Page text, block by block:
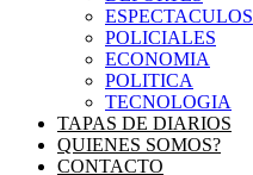
ESPECTACULOS
POLICIALES
ECONOMIA
POLITICA
TECNOLOGIA
TAPAS DE DIARIOS
QUIENES SOMOS?
CONTACTO